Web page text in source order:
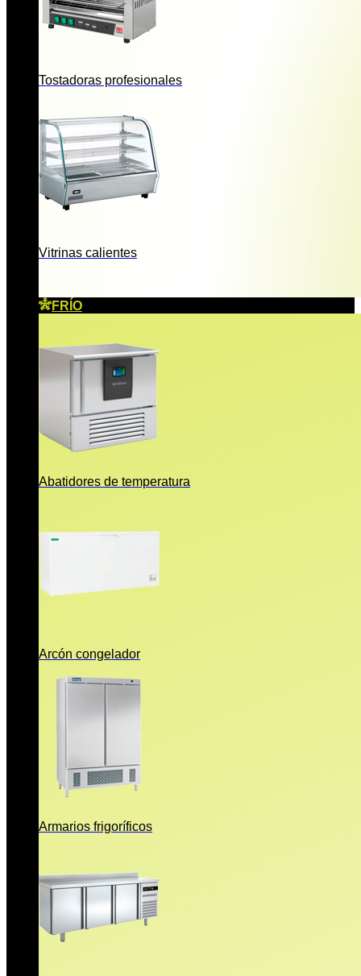
Tostadoras profesionales
Vitrinas calientes
FRÍO
Abatidores de temperatura
Arcón congelador
Armarios frigoríficos